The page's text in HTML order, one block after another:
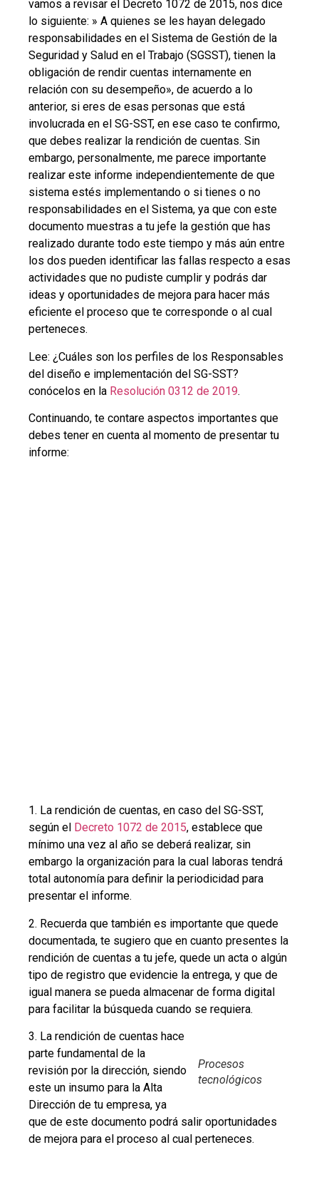
vamos a revisar el Decreto 1072 de 2015, nos dice
lo siguiente: » A quienes se les hayan delegado
responsabilidades en el Sistema de Gestión de la
Seguridad y Salud en el Trabajo (SGSST), tienen la
obligación de rendir cuentas internamente en
relación con su desempeño», de acuerdo a lo
anterior, si eres de esas personas que está
involucrada en el SG-SST, en ese caso te confirmo,
que debes realizar la rendición de cuentas. Sin
embargo, personalmente, me parece importante
realizar este informe independientemente de que
sistema estés implementando o si tienes o no
responsabilidades en el Sistema, ya que con este
documento muestras a tu jefe la gestión que has
realizado durante todo este tiempo y más aún entre
los dos pueden identificar las fallas respecto a esas
actividades que no pudiste cumplir y podrás dar
ideas y oportunidades de mejora para hacer más
eficiente el proceso que te corresponde o al cual
perteneces.
Lee: ¿Cuáles son los perfiles de los Responsables
del diseño e implementación del SG-SST?
conócelos en la Resolución 0312 de 2019.
Continuando, te contare aspectos importantes que
debes tener en cuenta al momento de presentar tu
informe:
1. La rendición de cuentas, en caso del SG-SST,
según el Decreto 1072 de 2015, establece que
mínimo una vez al año se deberá realizar, sin
embargo la organización para la cual laboras tendrá
total autonomía para definir la periodicidad para
presentar el informe.
2. Recuerda que también es importante que quede
documentada, te sugiero que en cuanto presentes la
rendición de cuentas a tu jefe, quede un acta o algún
tipo de registro que evidencie la entrega, y que de
igual manera se pueda almacenar de forma digital
para facilitar la búsqueda cuando se requiera.
Procesos
tecnológicos
3. La rendición de cuentas hace
parte fundamental de la
revisión por la dirección, siendo
este un insumo para la Alta
Dirección de tu empresa, ya
que de este documento podrá salir oportunidades
de mejora para el proceso al cual perteneces.